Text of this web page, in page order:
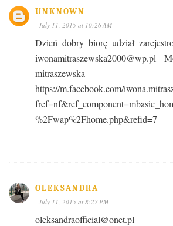
UNKNOWN
July 11, 2015 at 10:26 AM
Dzień dobry biorę udział
mitraszewska
https://m.facebook.com/
%2Fwap%2Fhome.php&refid=7
OLEKSANDRA
July 11, 2015 at 8:27 PM
oleksandraofficial@onet.pl